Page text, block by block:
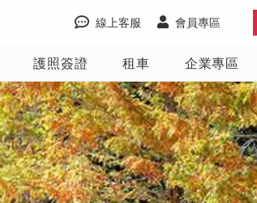
會員專區
線上客服
護照簽證 租車 企業專區